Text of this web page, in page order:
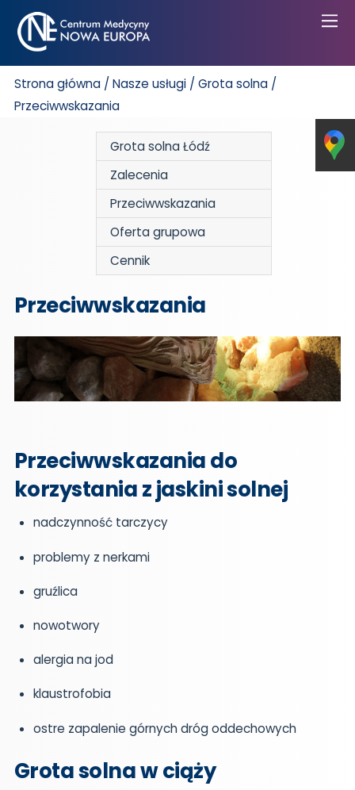
Strona główna/ Nasze usługi/ Grota solna/
Przeciwwskazania
Grota solna Łódź
Zalecenia
Przeciwwskazania
Oferta grupowa
Cennik
Przeciwwskazania
Przeciwwskazania do
korzystania z jaskini solnej
nadczynność tarczycy
problemy z nerkami
gruźlica
nowotwory
alergia na jod
klaustrofobia
ostre zapalenie górnych dróg oddechowych
Grota solna w ciąży